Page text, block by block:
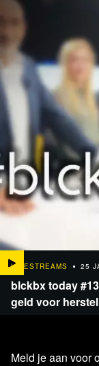
LIVESTREAMS 25
blckbx today
geld voor
Meld je aan voor